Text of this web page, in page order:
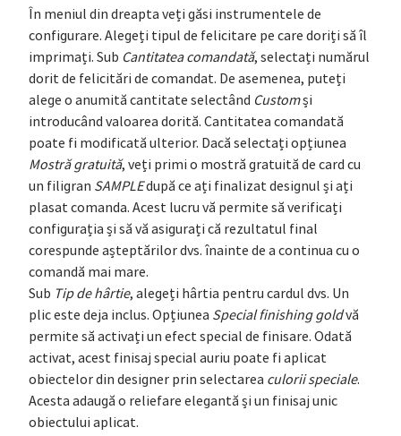
În meniul din dreapta veți găsi instrumentele de
configurare. Alegeți tipul de felicitare pe care doriți să îl
imprimați. Sub Cantitatea comandată, selectați numărul
dorit de felicitări de comandat. De asemenea, puteți
alege o anumită cantitate selectând Customși
introducând valoarea dorită. Cantitatea comandată
poate fi modificată ulterior. Dacă selectați opțiunea
Mostră gratuită, veți primi o mostră gratuită de card cu
un filigran SAMPLEdupă ce ați finalizat designul și ați
plasat comanda. Acest lucru vă permite să verificați
configurația și să vă asigurați că rezultatul final
corespunde așteptărilor dvs. înainte de a continua cu o
comandă mai mare.
Sub Tip de hârtie, alegeți hârtia pentru cardul dvs. Un
plic este deja inclus. Opțiunea Special finishing goldvă
permite să activați un efect special de finisare. Odată
activat, acest finisaj special auriu poate fi aplicat
obiectelor din designer prin selectarea culorii speciale.
Acesta adaugă o reliefare elegantă și un finisaj unic
obiectului aplicat.